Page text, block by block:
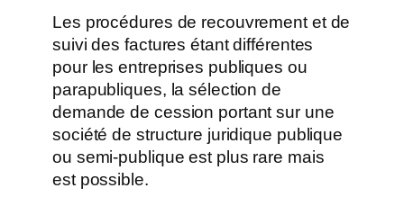
Les procédures de recouvrement et de
suivi des factures étant différentes
pour les entreprises publiques ou
parapubliques, la sélection de
demande de cession portant sur une
société de structure juridique publique
ou semi-publique est plus rare mais
est possible.